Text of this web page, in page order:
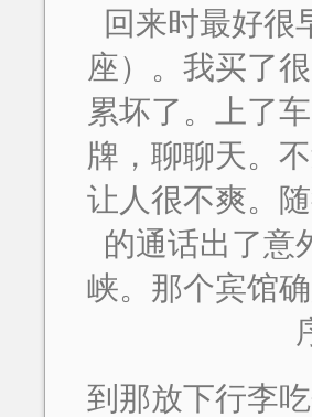
回来时最好很
座）。我买了
累坏了。上了
牌，聊聊天。
让人很不爽。
的通话出了意
峡。那个宾馆
到那放下行李